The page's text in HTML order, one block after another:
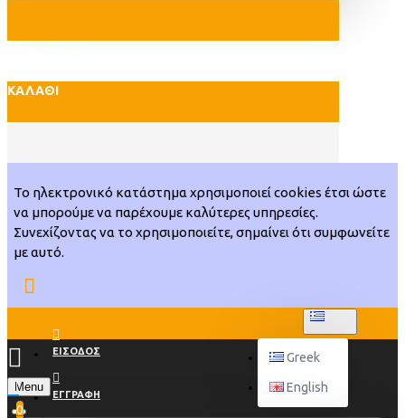
ΚΑΛΆΘΙ
Το ηλεκτρονικό κατάστημα χρησιμοποιεί cookies έτσι ώστε
να μπορούμε να παρέχουμε καλύτερες υπηρεσίες.
Συνεχίζοντας να το χρησιμοποιείτε, σημαίνει ότι συμφωνείτε
με αυτό.
ΕΙΣΟΔΟΣ
ΕΓΓΡΑΦΗ
Greek
English
Menu
0